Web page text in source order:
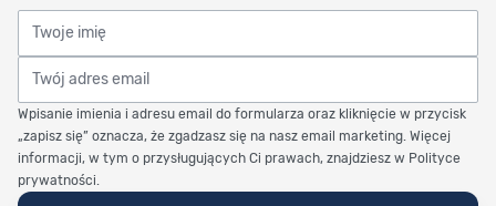
Twoje imię
Twój adres email
Wpisanie imienia i adresu email do formularza oraz kliknięcie w przycisk
„zapisz się” oznacza, że zgadzasz się na nasz email marketing. Więcej
informacji, w tym o przysługujących Ci prawach, znajdziesz w Polityce
prywatności.